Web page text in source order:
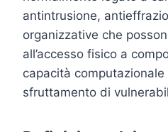
antintrusione,
organizzative che
all’accesso fisico a
capacità
sfruttamento di